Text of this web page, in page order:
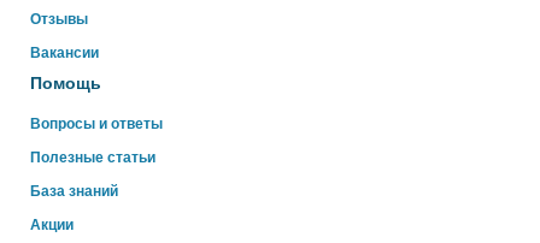
Отзывы
Вакансии
Помощь
Вопросы и ответы
Полезные статьи
База знаний
Акции
WhatsApp